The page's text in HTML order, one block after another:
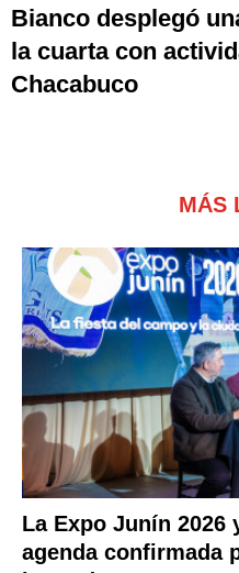
Bianco desplegó
la cuarta con
Chacabuco
MÁS
La Expo Junín 2026
agenda confirmada